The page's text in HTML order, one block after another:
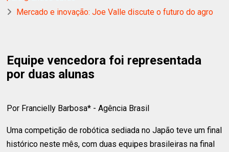
Mercado e inovação: Joe Valle discute o futuro do agro
Equipe vencedora foi representada
por duas alunas
Por Francielly Barbosa* - Agência Brasil
Uma competição de robótica sediada no Japão teve um final
histórico neste mês, com duas equipes brasileiras na final